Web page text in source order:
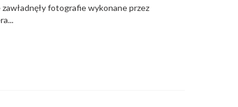
fotografie wykonane przez